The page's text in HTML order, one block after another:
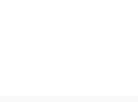
Einstufungen siehe